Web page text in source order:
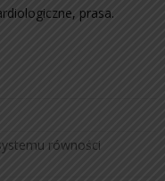
prasa.
równości